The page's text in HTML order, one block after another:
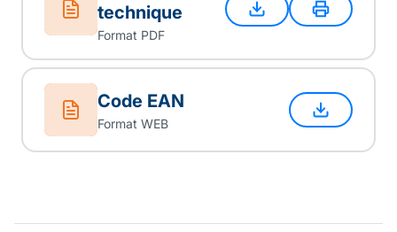
technique
Format PDF
Code EAN
Format WEB